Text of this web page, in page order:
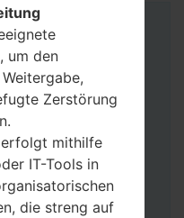
um den
Zerstörung
mithilfe
IT-Tools in
die streng auf